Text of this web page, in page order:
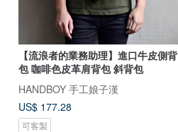
【流浪者的業務助理】進口牛皮側背
包 咖啡色皮革肩背包 斜背包
HANDBOY 手工娘子漢
US$ 177.28
可客製